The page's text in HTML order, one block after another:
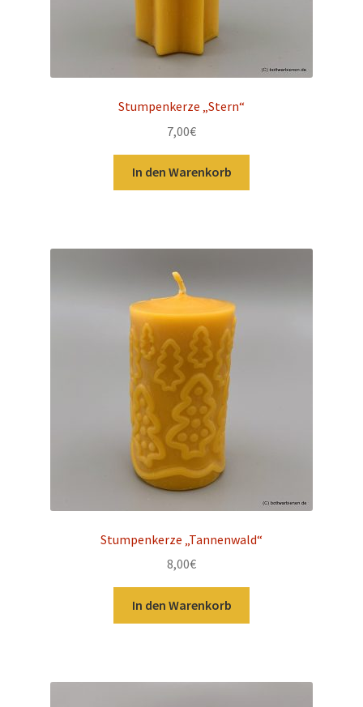
Stumpenkerze „Stern“
7,00€
In den Warenkorb
Stumpenkerze „Tannenwald“
8,00€
In den Warenkorb